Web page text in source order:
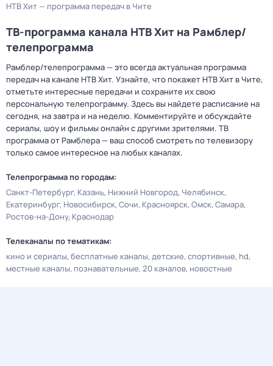
НТВ Хит — программа передач в Чите
ТВ-программа канала НТВ Хит на Рамблер/
телепрограмма
Рамблер/телепрограмма — это всегда актуальная программа
передач на канале НТВ Хит. Узнайте, что покажет НТВ Хит в Чите,
отметьте интересные передачи и сохраните их свою
персональную телепрограмму. Здесь вы найдете расписание на
сегодня, на завтра и на неделю. Комментируйте и обсуждайте
сериалы, шоу и фильмы онлайн с другими зрителями. ТВ
программа от Рамблера — ваш способ смотреть по телевизору
только самое интересное на любых каналах.
Телепрограмма по городам:
Санкт-Петербург Казань Нижний Новгород Челябинск
Екатеринбург Новосибирск Сочи Красноярск Омск Самара
Ростов-на-Дону Краснодар
Телеканалы по тематикам:
кино и сериалы бесплатные каналы детские спортивные hd
местные каналы познавательные 20 каналов новостные